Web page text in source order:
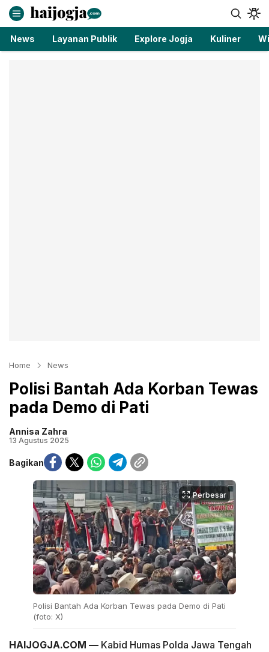
haijogja.com
Berita Jogja Terbaru dan Terkini
News Layanan Publik Explore Jogja Kuliner
Home News
Polisi Bantah Ada Korban Tewas
pada Demo di Pati
Annisa Zahra
13 Agustus 2025
Bagikan
Perbesar
Polisi Bantah Ada Korban Tewas pada Demo di Pati
(foto: X)
HAIJOGJA.COM — Kabid Humas Polda Jawa Tengah